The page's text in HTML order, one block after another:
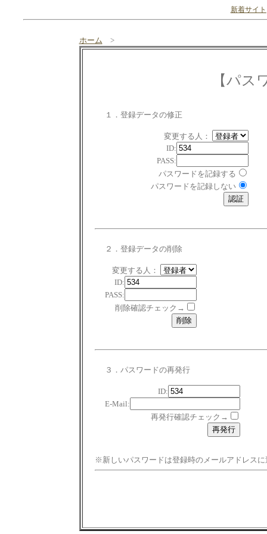
新着サイト
ホーム >
【パス
１．登録データの修正
変更する人：
ID:
PASS:
パスワードを記録する
パスワードを記録しない
２．登録データの削除
変更する人：
ID:
PASS:
削除確認チェック→
３．パスワードの再発行
ID:
E-Mail:
再発行確認チェック→
※新しいパスワードは登録時のメールアドレスに